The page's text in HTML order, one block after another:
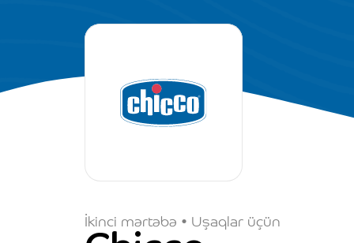
İkinci mərtəbə • Uşaqlar üçün